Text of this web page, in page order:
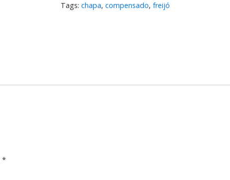
Tags: chapa, compensado, freijó
*